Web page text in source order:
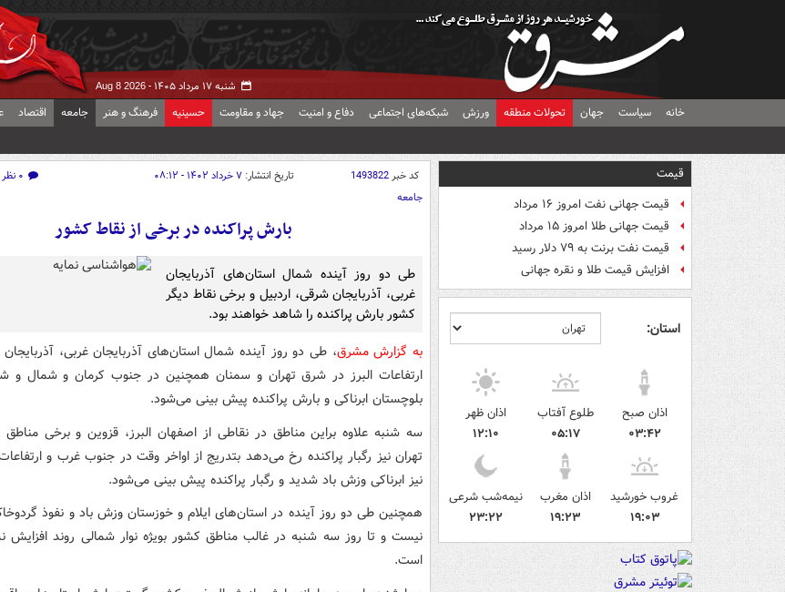
شنبه ۱۷ مرداد ۱۴۰۵ - Aug 8 2026
خانه سیاست جهان تحولات منطقه ورزش شبکه‌های اجتماعی دفاع و امنیت جهاد و مقاومت حسینیه فرهنگ و هنر جامعه اقتصاد
قیمت
قیمت جهانی نفت امروز ۱۶ مرداد
قیمت جهانی طلا امروز ۱۵ مرداد
قیمت نفت برنت به ۷۹ دلار رسید
افزایش قیمت طلا و نقره جهانی
استان:
اذان صبح
۰۳:۴۲
طلوع آفتاب
۰۵:۱۷
اذان ظهر
۱۲:۱۰
غروب خورشید
۱۹:۰۳
اذان مغرب
۱۹:۲۳
نیمه‌شب شرعی
۲۳:۲۲
کد خبر1493822 تاریخ انتشار: ۷ خرداد ۱۴۰۲ - ۰۸:۱۲ ۰ نظر
جامعه
بارش پراکنده در برخی از نقاط کشور
طی دو روز آینده شمال استان‌های آذربایجان
غربی، آذربایجان شرقی، اردبیل و برخی نقاط دیگر
کشور بارش پراکنده را شاهد خواهند بود.
به گزارش مشرق، طی دو روز آینده شمال استان‌های آذربایجان غربی،
ارتفاعات البرز در شرق تهران و سمنان همچنین در جنوب کرمان و شمال و
بلوچستان ابرناکی و بارش پراکنده پیش بینی می‌شود.
سه شنبه علاوه براین مناطق در نقاطی از اصفهان البرز، قزوین و برخی
تهران نیز رگبار پراکنده رخ می‌دهد بتدریج از اواخر وقت در جنوب غرب و
نیز ابرناکی وزش باد شدید و رگبار پراکنده پیش بینی می‌شود.
همچنین طی دو روز آینده در استان‌های ایلام و خوزستان وزش باد و نفوذ
نیست و تا روز سه شنبه در غالب مناطق کشور بویژه نوار شمالی روند افزایش
است.